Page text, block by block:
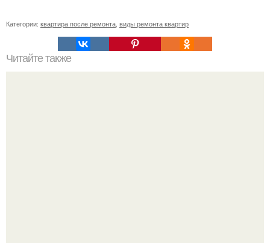
Категории: квартира после ремонта виды ремонта квартир
Читайте также